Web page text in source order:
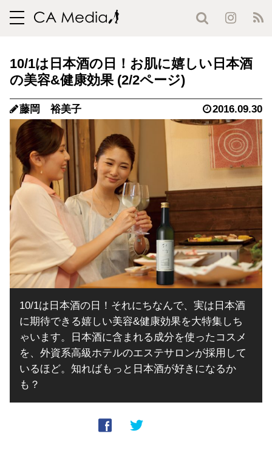
toggle
10/1は日本酒の日！お肌に嬉しい日本酒
の美容&健康効果 (2/2ページ)
藤岡 裕美子 2016.09.30
10/1は日本酒の日！それにちなんで、実は日本酒
に期待できる嬉しい美容&健康効果を大特集しち
ゃいます。日本酒に含まれる成分を使ったコスメ
を、外資系高級ホテルのエステサロンが採用して
いるほど。知ればもっと日本酒が好きになるか
も？